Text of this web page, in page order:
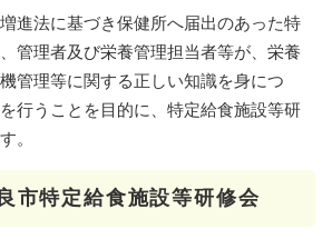
進法に基づき保健所へ届出のあった特
管理者及び栄養管理担当者等が、栄養
管理等に関する正しい知識を身につ
行うことを目的に、特定給食施設等研
。
市特定給食施設等研修会